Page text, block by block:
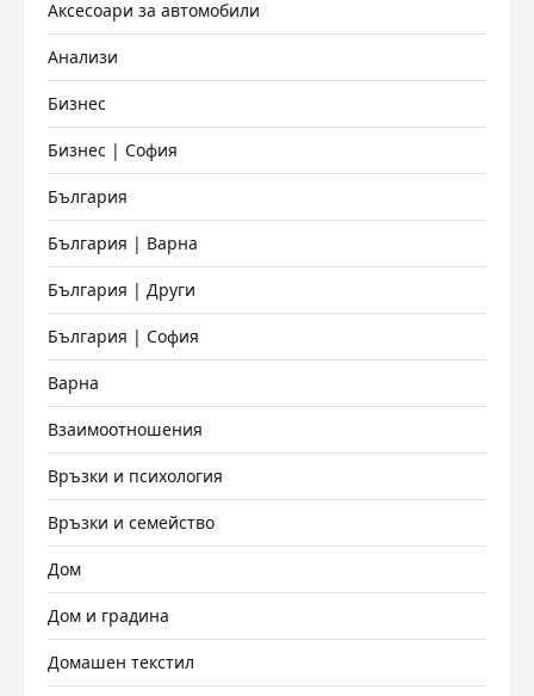
Аксесоари за автомобили
Анализи
Бизнес
Бизнес | София
България
България | Варна
България | Други
България | София
Варна
Взаимоотношения
Връзки и психология
Връзки и семейство
Дом
Дом и градина
Домашен текстил